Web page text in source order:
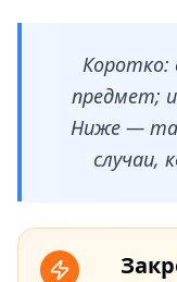
Коротко:
предмет;
Ниже —
случаи,